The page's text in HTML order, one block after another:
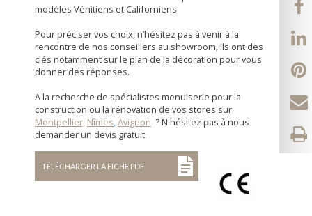
modèles Vénitiens et Californiens
Pour préciser vos choix, n’hésitez pas à venir à la
rencontre de nos conseillers au showroom, ils ont des
clés notamment sur le plan de la décoration pour vous
donner des réponses.
A la recherche de spécialistes menuiserie pour la
construction ou la rénovation de vos stores sur
Montpellier, Nîmes,Avignon ? N'hésitez pas à nous
demander un devis gratuit.
TÉLÉCHARGER LA FICHE PDF